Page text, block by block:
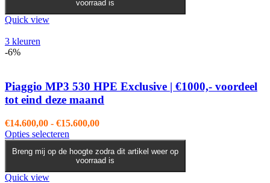
meerdere
op
de
productpagina
voorraad is
Quick view
3 kleuren
-6%
Piaggio MP3 530 HPE Exclusive | €1000,- voordeel
tot eind deze maand
€14.600,00 - €15.600,00Prijsklasse:
tot
€15.600,00
Opties selecteren
product
heeft
meerdere
Breng mij op de hoogte zodra dit artikel weer op
voorraad is
Quick view